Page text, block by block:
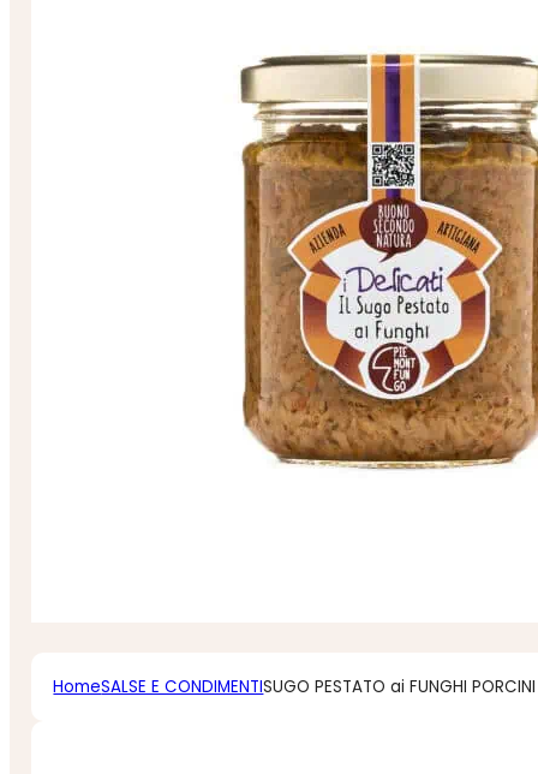
HomeSALSE E CONDIMENTISUGO PESTATO ai FUNGHI PORCINI